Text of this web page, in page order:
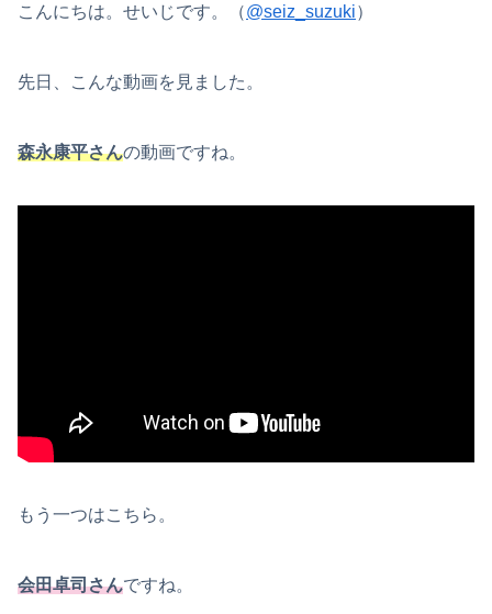
こんにちは。せいじです。（@seiz_suzuki）
先日、こんな動画を見ました。
森永康平さんの動画ですね。
もう一つはこちら。
会田卓司さんですね。